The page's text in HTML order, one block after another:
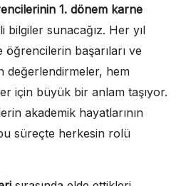
1. dönem karne
bilgiler sunacağız. Her yıl
başarıları ve
değerlendirmeler, hem
için büyük bir anlam taşıyor.
akademik hayatlarının
süreçte herkesin rolü